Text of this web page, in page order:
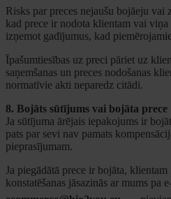
Risks par preces nejaušu bojāeju
kad prece ir nodota klientam vai viņa
izņemot gadījumus, kad
Īpašumtiesības uz preci pāriet uz
saņemšanas un preces nodošanas
normatīvie akti neparedz citādi.
8. Bojāts sūtījums vai bojāta prece
Ja sūtījuma ārējais iepakojums ir
pats par sevi nav pamats
pieprasījumam.
Ja piegādātā prece ir bojāta,
konstatēšanas jāsazinās ar mums pa